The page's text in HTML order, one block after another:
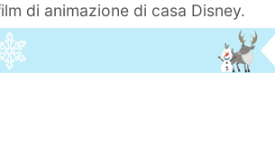
di animazione di casa Disney.